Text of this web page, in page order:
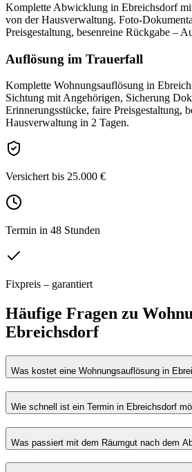
Komplette Abwicklung in Ebreichsdorf
von der Hausverwaltung. Foto-
Preisgestaltung, besenreine Rückgabe –
Auflösung im Trauerfall
Komplette Wohnungsauflösung in
Sichtung mit Angehörigen, Sicherung
Erinnerungsstücke, faire Preisgestaltung,
Hausverwaltung in 2 Tagen.
Versichert bis 25.000 €
Termin in 48 Stunden
Fixpreis – garantiert
Häufige Fragen zu
Ebreichsdorf
Was kostet eine Wohnungsauflösung in
Wie schnell ist ein Termin in Ebreichsdorf
Was passiert mit dem Räumgut nach dem